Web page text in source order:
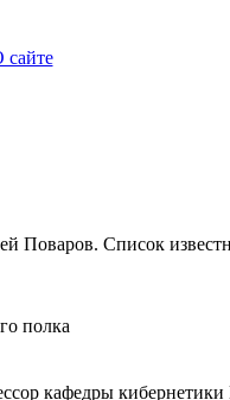
сайте
Поваров. Список
полка
кафедры